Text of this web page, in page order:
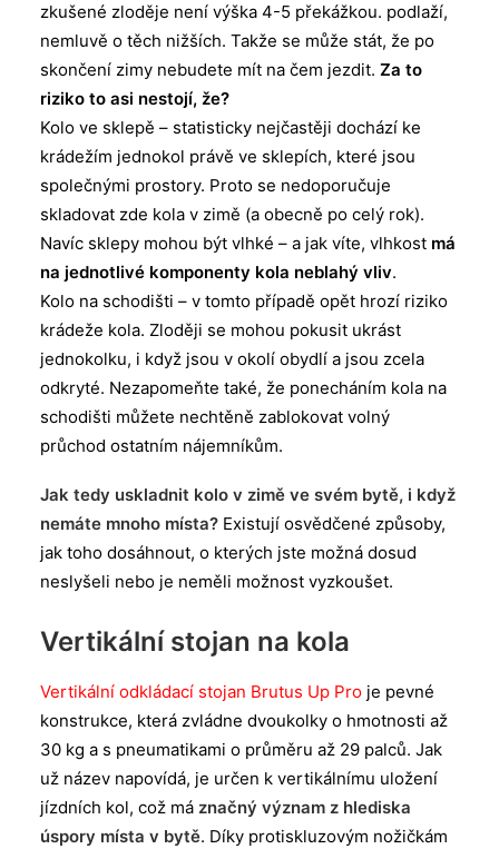
zkušené zloděje není výška 4-5 překážkou. podlaží,
nemluvě o těch nižších. Takže se může stát, že po
skončení zimy nebudete mít na čem jezdit. Za to
riziko to asi nestojí, že?
Kolo ve sklepě – statisticky nejčastěji dochází ke
krádežím jednokol právě ve sklepích, které jsou
společnými prostory. Proto se nedoporučuje
skladovat zde kola v zimě (a obecně po celý rok).
Navíc sklepy mohou být vlhké – a jak víte, vlhkost má
na jednotlivé komponenty kola neblahý vliv.
Kolo na schodišti – v tomto případě opět hrozí riziko
krádeže kola. Zloději se mohou pokusit ukrást
jednokolku, i když jsou v okolí obydlí a jsou zcela
odkryté. Nezapomeňte také, že ponecháním kola na
schodišti můžete nechtěně zablokovat volný
průchod ostatním nájemníkům.
Jak tedy uskladnit kolo v zimě ve svém bytě, i když
nemáte mnoho místa? Existují osvědčené způsoby,
jak toho dosáhnout, o kterých jste možná dosud
neslyšeli nebo je neměli možnost vyzkoušet.
Vertikální stojan na kola
Vertikální odkládací stojan Brutus Up Pro je pevné
konstrukce, která zvládne dvoukolky o hmotnosti až
30 kg a s pneumatikami o průměru až 29 palců. Jak
už název napovídá, je určen k vertikálnímu uložení
jízdních kol, což má značný význam z hlediska
úspory místa v bytě. Díky protiskluzovým nožičkám